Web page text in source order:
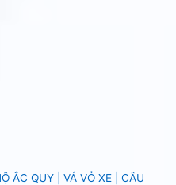
ẮC QUY | VÁ VỎ XE | CÂU